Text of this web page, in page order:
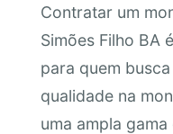
Contratar um
Simões Filho BA
para quem
qualidade na
uma ampla